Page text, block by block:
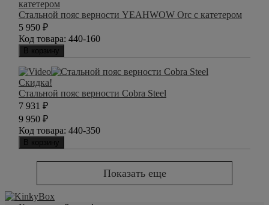
Стальной пояс верности YEAHWOW Orc с катетером
5 950 ₽
Код товара: 440-160
В корзину
Скидка!
Стальной пояс верности Cobra Steel
7 931 ₽
9 950 ₽
Код товара: 440-350
В корзину
Показать еще